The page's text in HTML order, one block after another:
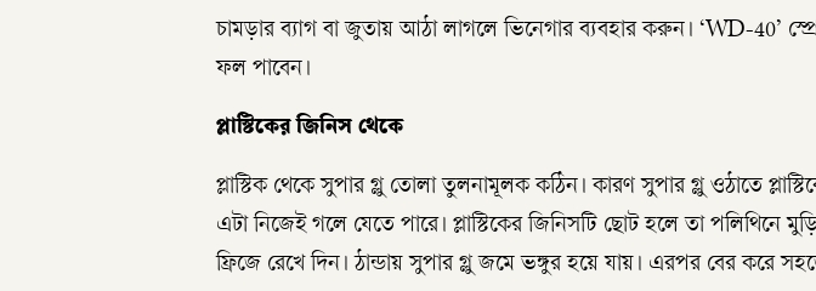
চামড়ার ব্যাগ বা জুতায় আঠা লাগলে ভিনেগার ব্যবহার করুন। ‘WD-40’
ফল পাবেন।
প্লাস্টিকের জিনিস থেকে
প্লাস্টিক থেকে সুপার গ্লু তোলা তুলনামূলক কঠিন। কারণ সুপার গ্লু ওঠাতে
এটা নিজেই গলে যেতে পারে। প্লাস্টিকের জিনিসটি ছোট হলে তা পলিথিনে
ফ্রিজে রেখে দিন। ঠান্ডায় সুপার গ্লু জমে ভঙ্গুর হয়ে যায়। এরপর বের করে